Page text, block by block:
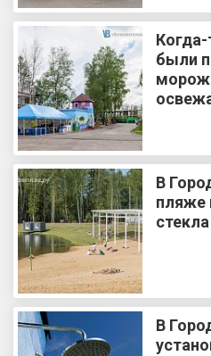
были
В
пляже
стекла
В